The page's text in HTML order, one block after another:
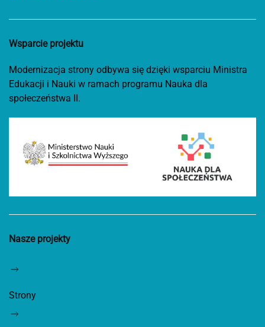
Wsparcie projektu
Modernizacja strony odbywa się dzięki wsparciu Ministra
Edukacji i Nauki w ramach programu Nauka dla
społeczeństwa II.
Nasze projekty
Strony